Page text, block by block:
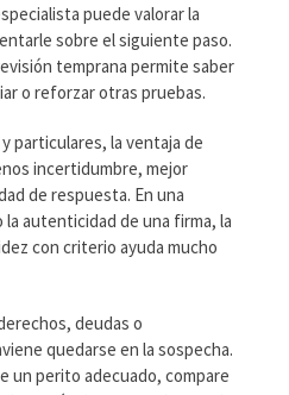
puede valorar la
sobre el siguiente paso.
temprana permite saber
o reforzar otras pruebas.
particulares, la ventaja de
incertidumbre, mejor
de respuesta. En una
autenticidad de una firma, la
con criterio ayuda mucho
deudas o
quedarse en la sospecha.
un perito adecuado, compare